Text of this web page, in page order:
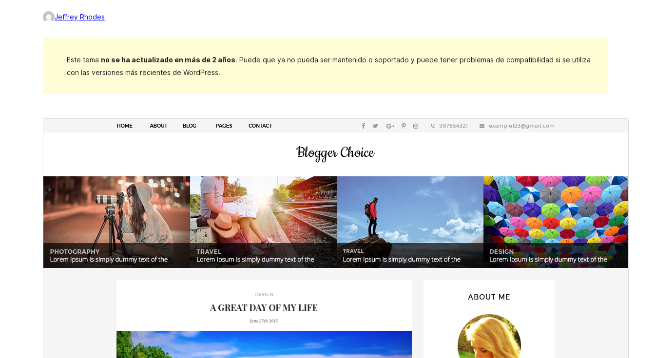
Jeffrey Rhodes
Este tema no se ha actualizado en más de 2 años. Puede que ya no pueda ser mantenido o soportado y puede tener problemas de compatibilidad si se utiliza
con las versiones más recientes de WordPress.
Vista previaDescargar
0.2.2
Última actualización
11 mayo, 2018
Instalaciones activas
10+